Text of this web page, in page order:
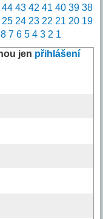
44 43 42 41 40 39 38
25 24 23 22 21 20 19
8 7 6 5 4 3 2 1
jen přihlášení